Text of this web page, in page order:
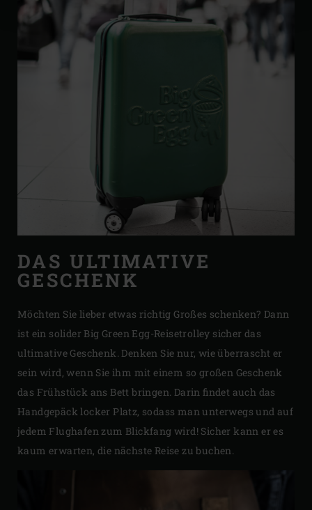
DAS ULTIMATIVE
GESCHENK
Möchten Sie lieber etwas richtig Großes schenken? Dann
ist ein solider Big Green Egg-Reisetrolley sicher das
ultimative Geschenk. Denken Sie nur, wie überrascht er
sein wird, wenn Sie ihm mit einem so großen Geschenk
das Frühstück ans Bett bringen. Darin findet auch das
Handgepäck locker Platz, sodass man unterwegs und auf
jedem Flughafen zum Blickfang wird! Sicher kann er es
kaum erwarten, die nächste Reise zu buchen.